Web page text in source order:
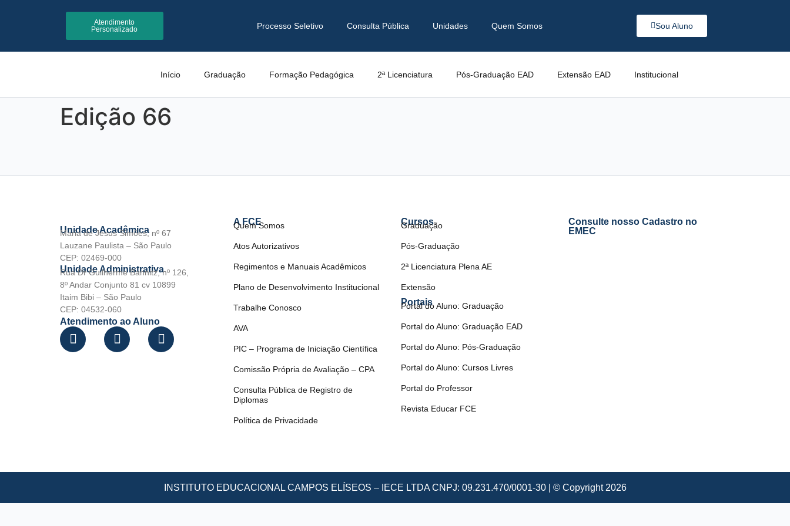
Atendimento
Personalizado
Processo Seletivo Consulta Pública Unidades Quem Somos Sou Aluno
Início Graduação Formação Pedagógica 2ª Licenciatura Pós-Graduação EAD Extensão EAD Institucional
Edição 66
Unidade Acadêmica
Maria de Jesus Simões, nº 67
Lauzane Paulista – São Paulo
CEP: 02469-000
Unidade Administrativa
Rua Dr Guilherme Bannitz, nº 126,
8º Andar Conjunto 81 cv 10899
Itaim Bibi – São Paulo
CEP: 04532-060
Atendimento ao Aluno
A FCE
Quem Somos
Atos Autorizativos
Regimentos e Manuais Acadêmicos
Plano de Desenvolvimento Institucional
Trabalhe Conosco
AVA
PIC – Programa de Iniciação Científica
Comissão Própria de Avaliação – CPA
Consulta Pública de Registro de
Diplomas
Política de Privacidade
Cursos
Graduação
Pós-Graduação
2ª Licenciatura Plena AE
Extensão
Portais
Portal do Aluno: Graduação
Portal do Aluno: Graduação EAD
Portal do Aluno: Pós-Graduação
Portal do Aluno: Cursos Livres
Portal do Professor
Revista Educar FCE
Consulte nosso Cadastro no
EMEC
INSTITUTO EDUCACIONAL CAMPOS ELÍSEOS – IECE LTDA CNPJ: 09.231.470/0001-30 | © Copyright 2026